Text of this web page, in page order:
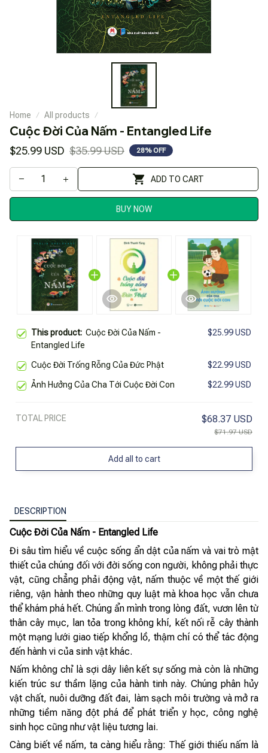
Home All products
Cuộc Đời Của Nấm - Entangled Life
$25.99 USD $35.99 USD 28% OFF
ADD TO CART
BUY NOW
This product: Cuộc Đời Của Nấm -
Entangled Life
$25.99 USD
Cuộc Đời Trống Rỗng Của Đức Phật $22.99 USD
Ảnh Hưởng Của Cha Tới Cuộc Đời Con $22.99 USD
TOTAL PRICE $68.37 USD
$71.97 USD
Add all to cart
DESCRIPTION
Cuộc Đời Của Nấm - Entangled Life
Đi sâu tìm hiểu về cuộc sống ẩn dật của nấm và vai trò mật
thiết của chúng đối với đời sống con người, không phải thực
vật, cũng chẳng phải động vật, nấm thuộc về một thế giới
riêng, vận hành theo những quy luật mà khoa học vẫn chưa
thể khám phá hết. Chúng ẩn mình trong lòng đất, vươn lên từ
thân cây mục, lan tỏa trong không khí, kết nối rễ cây thành
một mạng lưới giao tiếp khổng lồ, thậm chí có thể tác động
đến hành vi của sinh vật khác.
Nấm không chỉ là sợi dây liên kết sự sống mà còn là những
kiến trúc sư thầm lặng của hành tinh này. Chúng phân hủy
vật chất, nuôi dưỡng đất đai, làm sạch môi trường và mở ra
những tiềm năng đột phá để phát triển y học, công nghệ
sinh học cũng như vật liệu tương lai.
Càng biết về nấm, ta càng hiểu rằng: Thế giới thiếu nấm là